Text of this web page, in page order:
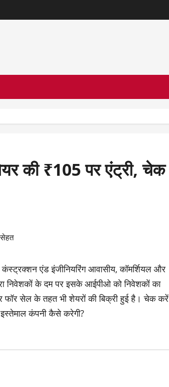
की ₹105 पर एंट्री, चेक
एंड इंजीनियरिंग आवासीय, कॉमर्शियल और
निवेशकों के दम पर इसके आईपीओ को निवेशकों का
सेल के तहत भी शेयरों की बिक्री हुई है। चेक करें
कंपनी कैसे करेगी?